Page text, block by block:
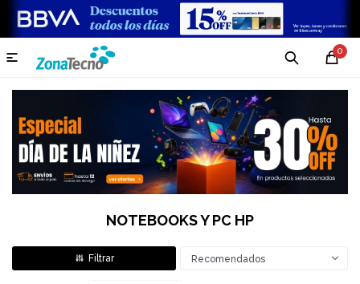
0

NOTEBOOKS Y PC HP
Recomendados